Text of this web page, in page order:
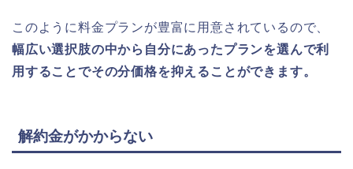
このように料金プランが豊富に用意されているので、
幅広い選択肢の中から自分にあったプランを選んで利
用することでその分価格を抑えることができます。
解約金がかからない